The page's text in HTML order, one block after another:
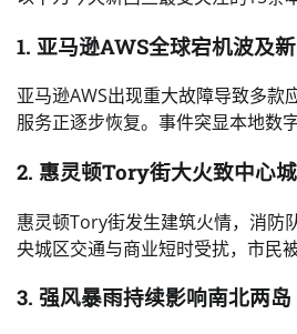
1. 亚马逊AWS全球宕机波及
亚马逊AWS出现重大故障导致多
服务正逐步恢复。事件突显本地数
2. 惠灵顿Tory街大火致中心
惠灵顿Tory街发生建筑火情，消防
央城区交通与商业短时受扰，市民
3. 强风暴雨持续影响南北两